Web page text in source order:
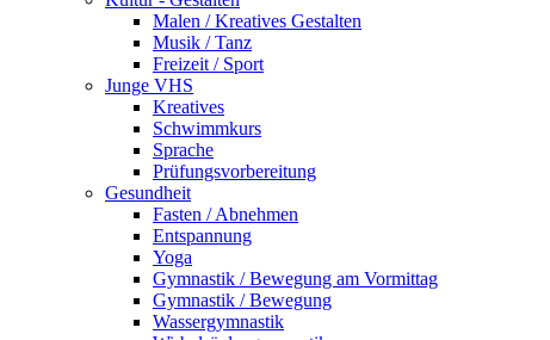
Malen / Kreatives Gestalten
Musik / Tanz
Freizeit / Sport
Junge VHS
Kreatives
Schwimmkurs
Sprache
Prüfungsvorbereitung
Gesundheit
Fasten / Abnehmen
Entspannung
Yoga
Gymnastik / Bewegung am Vormittag
Gymnastik / Bewegung
Wassergymnastik